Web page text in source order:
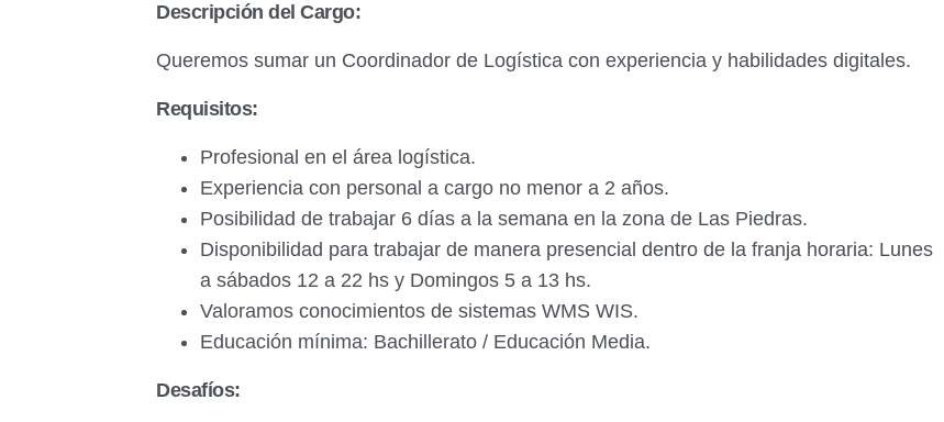
Descripción del Cargo:
Queremos sumar un Coordinador de Logística con experiencia y habilidades digitales.
Requisitos:
Profesional en el área logística.
Experiencia con personal a cargo no menor a 2 años.
Posibilidad de trabajar 6 días a la semana en la zona de Las Piedras.
Disponibilidad para trabajar de manera presencial dentro de la franja horaria: Lunes
a sábados 12 a 22 hs y Domingos 5 a 13 hs.
Valoramos conocimientos de sistemas WMS WIS.
Educación mínima: Bachillerato / Educación Media.
Desafíos: